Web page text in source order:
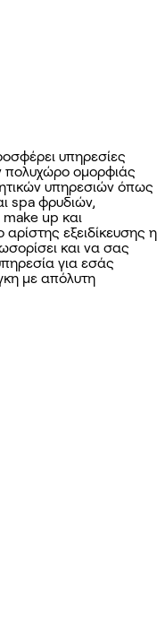
υπηρεσίες
πολυχώρο ομορφιάς
υπηρεσιών όπως
spa φρυδιών,
up και
εξειδίκευσης η
και να σας
για εσάς
με απόλυτη